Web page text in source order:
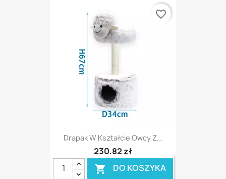
Drapak W Kształcie Owcy Z...
230,82 zł
 DO KOSZYKA
favorite_border